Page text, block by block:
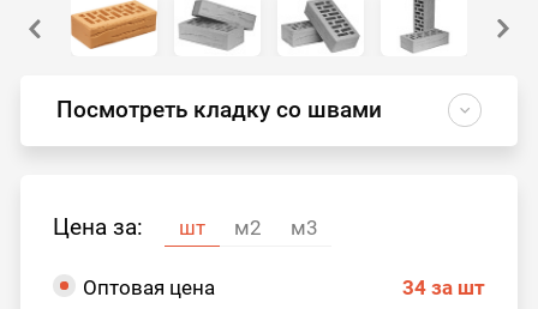
Посмотреть кладку со швами
Цена за: шт м2 м3
Оптовая цена 34 за шт